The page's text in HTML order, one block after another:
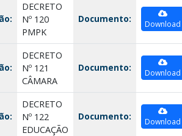
DECRETO
Nº 120
PMPK
Documento: Download
DECRETO
Nº 121
CÂMARA
Documento: Download
DECRETO
Nº 122
EDUCAÇÃO
Documento: Download